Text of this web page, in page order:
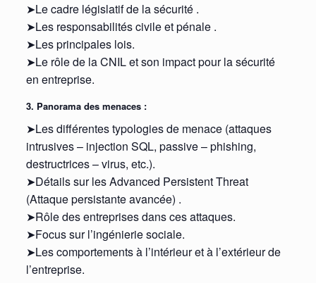
➤Le cadre législatif de la sécurité .
➤Les responsabilités civile et pénale .
➤Les principales lois.
➤Le rôle de la CNIL et son impact pour la sécurité
en entreprise.
3. Panorama des menaces :
➤Les différentes typologies de menace (attaques
intrusives – injection SQL, passive – phishing,
destructrices – virus, etc.).
➤Détails sur les Advanced Persistent Threat
(Attaque persistante avancée) .
➤Rôle des entreprises dans ces attaques.
➤Focus sur l’ingénierie sociale.
➤Les comportements à l’intérieur et à l’extérieur de
l’entreprise.